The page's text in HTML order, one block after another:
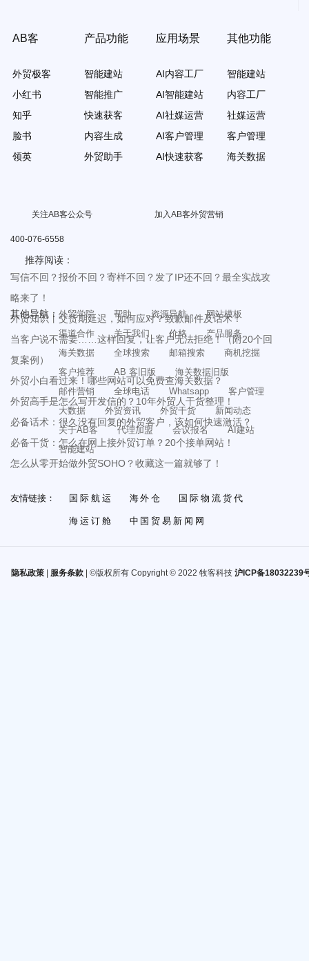
AB客
外贸极客
小红书
知乎
脸书
领英
产品功能
智能建站
智能推广
快速获客
内容生成
外贸助手
应用场景
AI内容工厂
AI智能建站
AI社媒运营
AI客户管理
AI快速获客
其他功能
智能建站
内容工厂
社媒运营
客户管理
海关数据
关注AB客公众号 加入AB客外贸营销
400-076-6558
推荐阅读：
写信不回？报价不回？寄样不回？发了IP还不回？最全实战攻
略来了！
外贸知识丨交货期延迟，如何应对？致歉邮件及话术！
当客户说不需要……这样回复，让客户无法拒绝！（附20个回
复案例）
外贸小白看过来！哪些网站可以免费查海关数据？
外贸高手是怎么写开发信的？10年外贸人干货整理！
必备话术：很久没有回复的外贸客户，该如何快速激活？
必备干货：怎么在网上接外贸订单？20个接单网站！
怎么从零开始做外贸SOHO？收藏这一篇就够了！
其他导航： 外贸学院 帮助 资源导航
网站模板
渠道合作
关于我们 价格
产品服务
海关数据
全球搜索 邮箱搜索
商机挖掘
客户推荐
AB 客旧版
海关数据旧版
邮件营销
全球电话 Whatsapp
客户管理
大数据
外贸资讯 外贸干货
新闻动态
关于AB客
代理加盟 会议报名
AI建站
智能建站
友情链接： 国际航运 海外仓 国际物流货代
海运订舱 中国贸易新闻网
隐私政策| 服务条款| ©版权所有 Copyright © 2022 牧客科技 沪ICP备18032239